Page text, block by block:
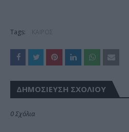
Tags:
ΔΗΜΟΣΊΕΥΣΗ ΣΧΟΛΊΟΥ
0 Σχόλια